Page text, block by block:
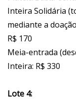
Inteira Solidária
mediante a
R$ 170
Meia-entrada
Inteira: R$ 330
Lote 4: